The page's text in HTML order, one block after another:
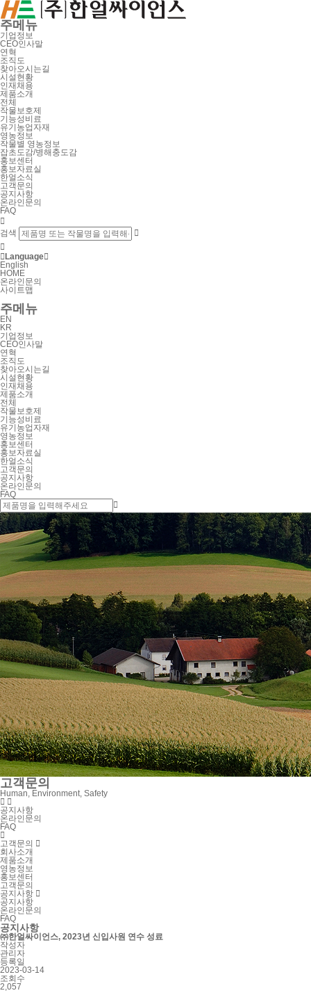
주메뉴
기업정보
CEO인사말
연혁
조직도
찾아오시는길
시설현황
인재채용
제품소개
전체
작물보호제
기능성비료
유기농업자재
영농정보
작물별 영농정보
잡초도감/병해충도감
홍보센터
홍보자료실
한얼소식
고객문의
공지사항
온라인문의
FAQ

검색


 Language
English
HOME
온라인문의
사이트맵
주메뉴
EN
KR
기업정보
CEO인사말
연혁
조직도
찾아오시는길
시설현황
인재채용
제품소개
전체
작물보호제
기능성비료
유기농업자재
영농정보
홍보센터
홍보자료실
한얼소식
고객문의
공지사항
온라인문의
FAQ

고객문의
Human, Environment, Safety
 
공지사항
온라인문의
FAQ

고객문의 
회사소개
제품소개
영농정보
홍보센터
고객문의
공지사항 
공지사항
온라인문의
FAQ
공지사항
㈜한얼싸이언스, 2023년 신입사원 연수 성료
작성자
관리자
등록일
2023-03-14
조회수
2,057